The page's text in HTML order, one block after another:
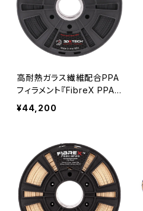
高耐熱ガラス繊維配合PPA
フィラメント『FibreX PPA+
GF15』
¥44,200